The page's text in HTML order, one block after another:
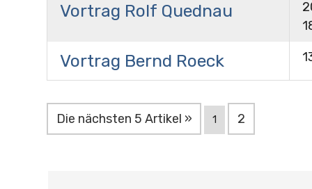
Vortrag Rolf Quednau
Vortrag Bernd Roeck
Die nächsten 5 Artikel » 1 2